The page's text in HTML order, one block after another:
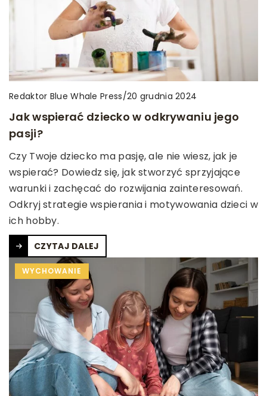
Redaktor Blue Whale Press/20 grudnia 2024
Jak wspierać dziecko w odkrywaniu jego
pasji?
Czy Twoje dziecko ma pasję, ale nie wiesz, jak je
wspierać? Dowiedz się, jak stworzyć sprzyjające
warunki i zachęcać do rozwijania zainteresowań.
Odkryj strategie wspierania i motywowania dzieci w
ich hobby.
CZYTAJ DALEJ
WYCHOWANIE